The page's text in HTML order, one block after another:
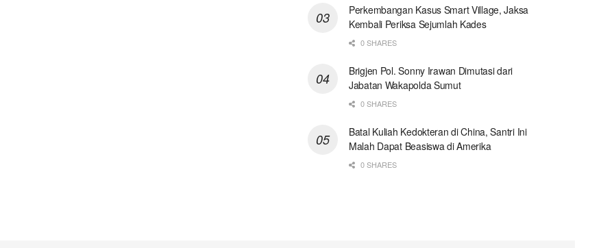
Perkembangan Kasus Smart Village, Jaksa
Kembali Periksa Sejumlah Kades
0 SHARES
Brigjen Pol. Sonny Irawan Dimutasi dari
Jabatan Wakapolda Sumut
0 SHARES
Batal Kuliah Kedokteran di China, Santri Ini
Malah Dapat Beasiswa di Amerika
0 SHARES